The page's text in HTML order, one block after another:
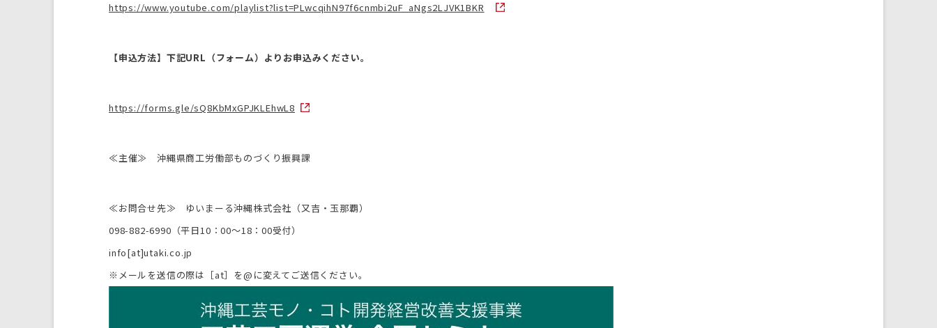
https://www.youtube.com/playlist?list=PLwcqihN97f6cnmbi2uF_aNgs2LJVK1BKR
【申込方法】下記URL（フォーム）よりお申込みください。
https://forms.gle/sQ8KbMxGPJKLEhwL8
≪主催≫ 沖縄県商工労働部ものづくり振興課
≪お問合せ先≫ ゆいまーる沖縄株式会社（又吉・玉那覇）
098-882-6990（平日10：00〜18：00受付）
info[at]utaki.co.jp
※メールを送信の際は［at］を@に変えてご送信ください。